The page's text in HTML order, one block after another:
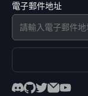
電子郵件地址